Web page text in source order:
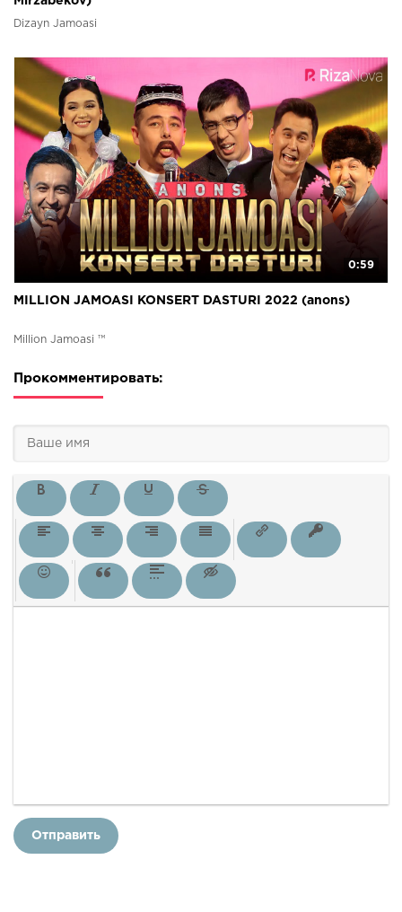
Dizayn Jamoasi
0:59
MILLION JAMOASI KONSERT DASTURI 2022 (anons)
Million Jamoasi ™
Прокомментировать:
Отправить